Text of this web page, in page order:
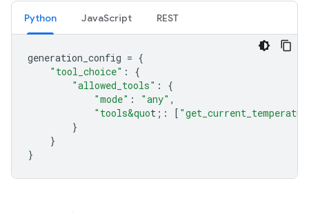
Python JavaScript REST
generation_config = {
"tool_choice" :
{
"allowed_tools" :
{
"mode" : "any" ,
"tools&quot; : [
}
}
}